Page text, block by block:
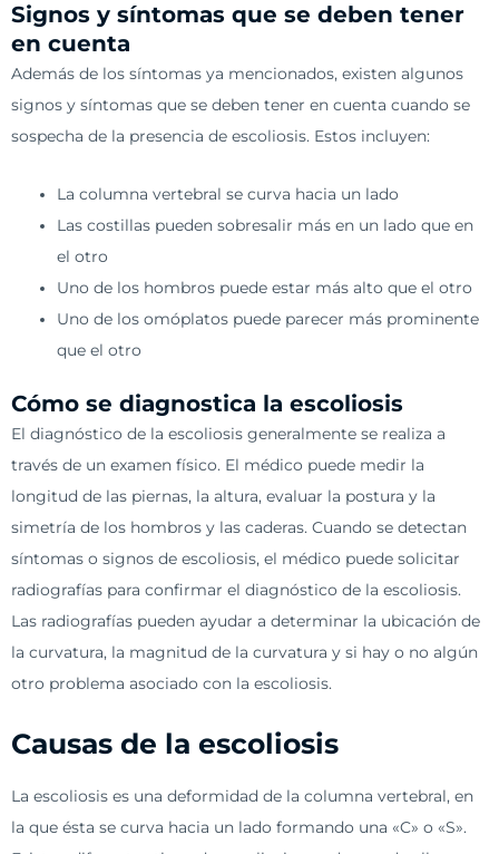
Signos y síntomas que se deben tener
en cuenta
Además de los síntomas ya mencionados, existen algunos
signos y síntomas que se deben tener en cuenta cuando se
sospecha de la presencia de escoliosis. Estos incluyen:
La columna vertebral se curva hacia un lado
Las costillas pueden sobresalir más en un lado que en
el otro
Uno de los hombros puede estar más alto que el otro
Uno de los omóplatos puede parecer más prominente
que el otro
Cómo se diagnostica la escoliosis
El diagnóstico de la escoliosis generalmente se realiza a
través de un examen físico. El médico puede medir la
longitud de las piernas, la altura, evaluar la postura y la
simetría de los hombros y las caderas. Cuando se detectan
síntomas o signos de escoliosis, el médico puede solicitar
radiografías para confirmar el diagnóstico de la escoliosis.
Las radiografías pueden ayudar a determinar la ubicación de
la curvatura, la magnitud de la curvatura y si hay o no algún
otro problema asociado con la escoliosis.
Causas de la escoliosis
La escoliosis es una deformidad de la columna vertebral, en
la que ésta se curva hacia un lado formando una «C» o «S».